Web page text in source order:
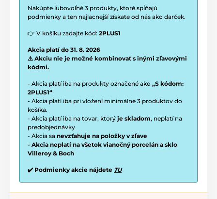
Nakúpte ľubovoľné 3 produkty, ktoré spĺňajú
podmienky a ten najlacnejší získate od nás ako darček.
👉 V košíku zadajte kód: 2PLUS1
Akcia platí do 31. 8. 2026
⚠️ Akciu nie je možné kombinovať s inými zľavovými
kódmi.
- Akcia platí iba na produkty označené ako „S kódom:
2PLUS1“
- Akcia platí iba pri vložení minimálne 3 produktov do
košíka.
- Akcia platí iba na tovar, ktorý je skladom, neplatí na
predobjednávky
- Akcia sa nevzťahuje na položky v zľave
- Akcia neplatí na všetok vianočný porcelán a sklo
Villeroy & Boch
✔️ Podmienky akcie nájdete TU